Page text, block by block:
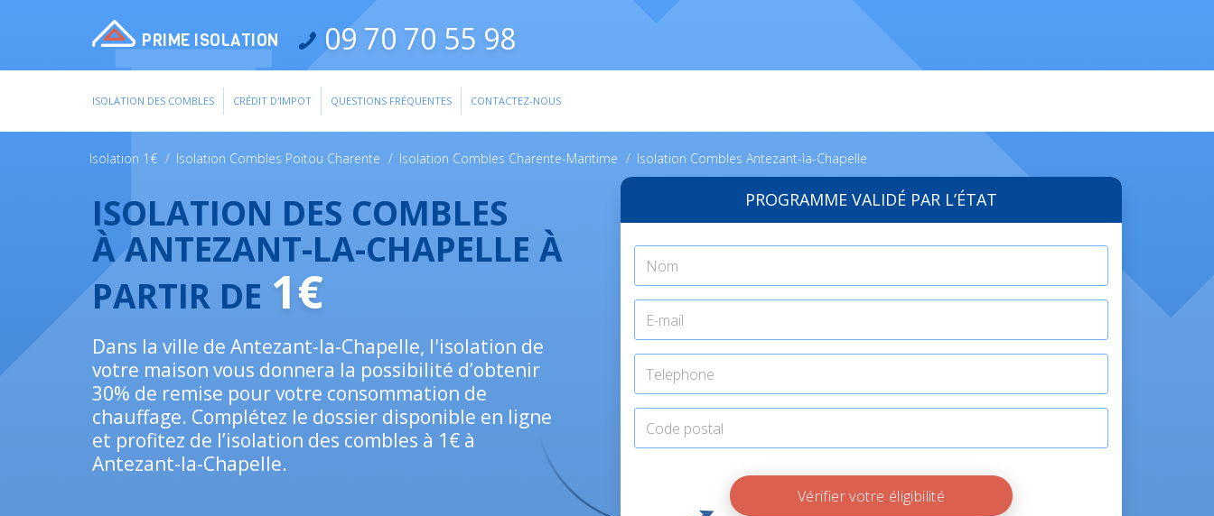
PRIME ISOLATION 09 70 70 55 98
ISOLATION DES COMBLES CRÉDIT D'IMPOT QUESTIONS FRÉQUENTES CONTACTEZ-NOUS
Isolation 1€ / Isolation Combles Poitou Charente / Isolation Combles Charente-Maritime / Isolation Combles Antezant-la-Chapelle
ISOLATION DES COMBLES
À ANTEZANT-LA-CHAPELLE À
PARTIR DE 1€
Dans la ville de Antezant-la-Chapelle, l'isolation de
votre maison vous donnera la possibilité d’obtenir
30% de remise pour votre consommation de
chauffage. Complétez le dossier disponible en ligne
et profitez de l’isolation des combles à 1€ à
Antezant-la-Chapelle.
PROGRAMME VALIDÉ PAR L’ÉTAT
Vérifier votre éligibilité